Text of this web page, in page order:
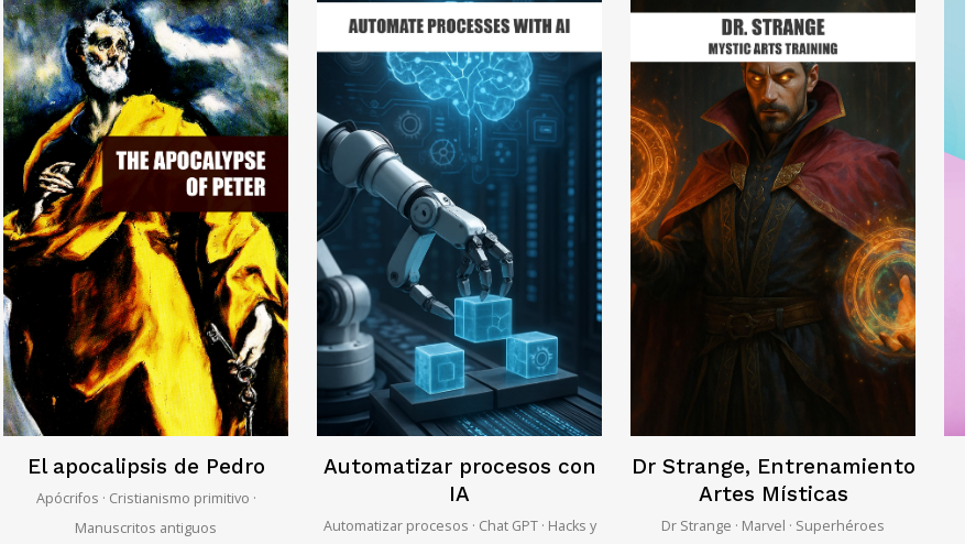
El apocalipsis de Pedro
Apócrifos · Cristianismo primitivo ·
Manuscritos antiguos
Automatizar procesos con
IA
Automatizar procesos · Chat GPT · Hacks y
Dr Strange, Entrenamiento
Artes Místicas
Dr Strange · Marvel · Superhéroes